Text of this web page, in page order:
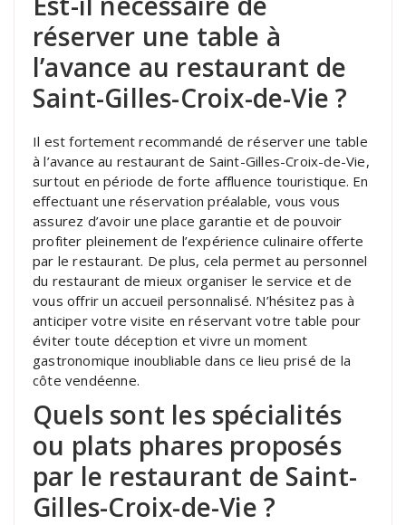
réserver une table à
l’avance au restaurant de
Saint-Gilles-Croix-de-Vie ?
Il est fortement recommandé de réserver une table
à l’avance au restaurant de Saint-Gilles-Croix-de-Vie,
surtout en période de forte affluence touristique. En
effectuant une réservation préalable, vous vous
assurez d’avoir une place garantie et de pouvoir
profiter pleinement de l’expérience culinaire offerte
par le restaurant. De plus, cela permet au personnel
du restaurant de mieux organiser le service et de
vous offrir un accueil personnalisé. N’hésitez pas à
anticiper votre visite en réservant votre table pour
éviter toute déception et vivre un moment
gastronomique inoubliable dans ce lieu prisé de la
côte vendéenne.
Quels sont les spécialités
ou plats phares proposés
par le restaurant de Saint-
Gilles-Croix-de-Vie ?